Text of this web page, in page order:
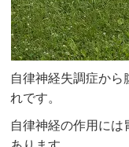
自律神経失調症か
れです。
自律神経の作用に